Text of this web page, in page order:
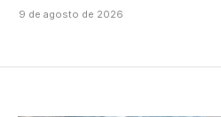
9 de agosto de 2026